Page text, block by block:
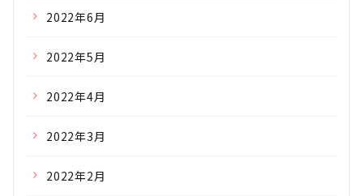
2022年6月
2022年5月
2022年4月
2022年3月
2022年2月